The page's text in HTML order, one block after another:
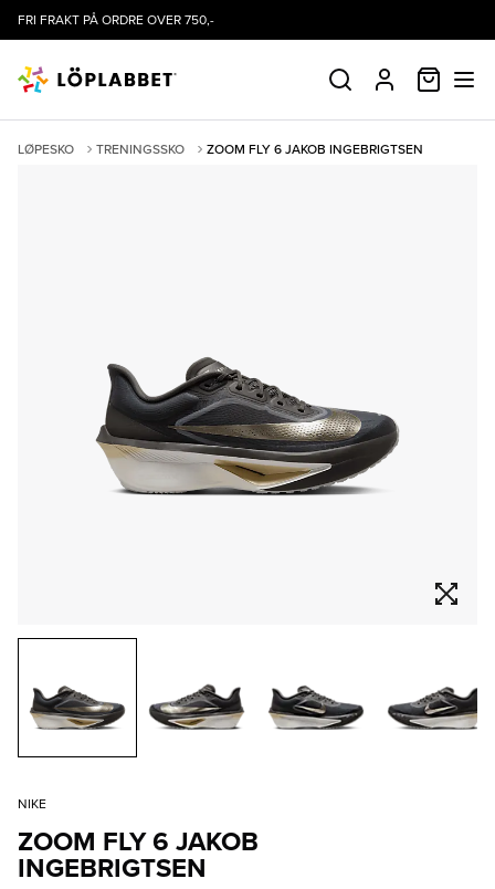
FRI FRAKT PÅ ORDRE OVER 750,-
SØK PROFIL
LØPESKO TRENINGSSKO ZOOM FLY 6 JAKOB INGEBRIGTSEN
NIKE
ZOOM FLY 6 JAKOB
INGEBRIGTSEN